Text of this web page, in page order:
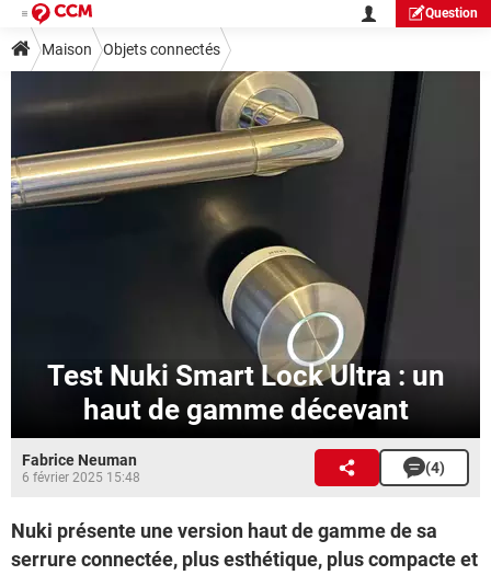
Question
Maison Objets connectés
Test Nuki Smart Lock Ultra : un
haut de gamme décevant
Fabrice Neuman
6 février 2025 15:48
(4)
Nuki présente une version haut de gamme de sa
serrure connectée, plus esthétique, plus compacte et